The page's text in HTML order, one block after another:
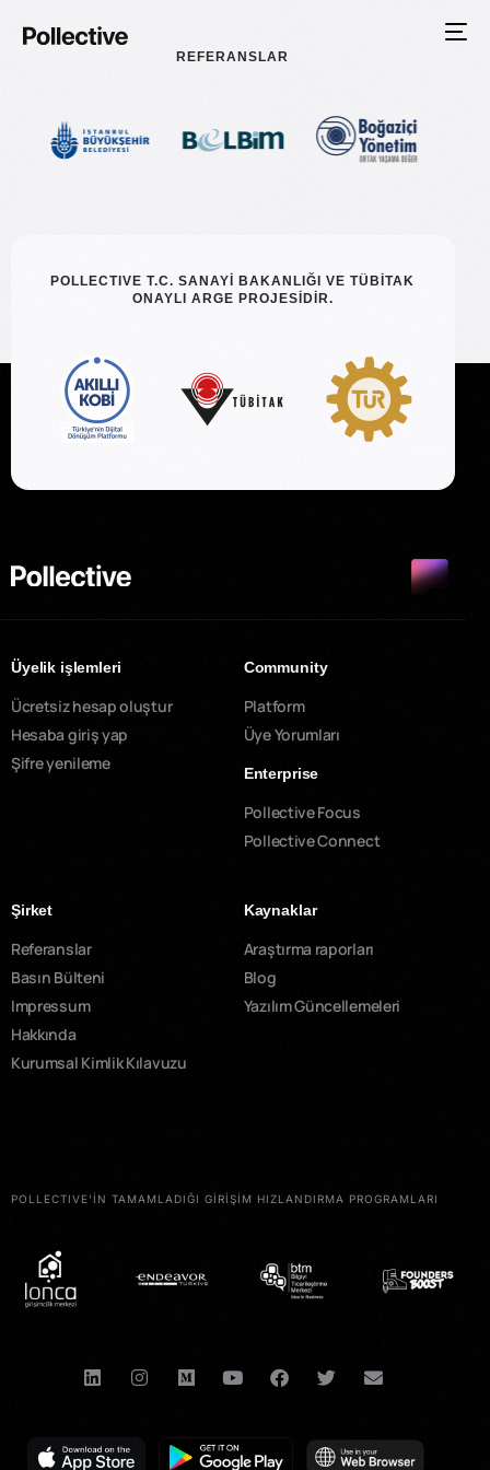
REFERANSLAR
POLLECTIVE T.C. SANAYİ BAKANLIĞI VE TÜBİTAK
ONAYLI ARGE PROJESİDİR.
Üyelik işlemleri
Ücretsiz hesap oluştur
Hesaba giriş yap
Şifre yenileme
Community
Platform
Üye Yorumları
Enterprise
Pollective Focus
Pollective Connect
Şirket
Referanslar
Basın Bülteni
Impressum
Hakkında
Kurumsal Kimlik Kılavuzu
Kaynaklar
Araştırma raporları
Blog
Yazılım Güncellemeleri
POLLECTIVE'İN TAMAMLADIĞI GİRİŞİM HIZLANDIRMA PROGRAMLARI